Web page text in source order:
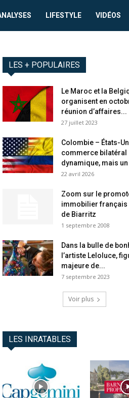
LIFESTYLE VIDÉOS
LES + POPULAIRES
Le Maroc et la
organisent en
réunion d’affaires...
27 juillet 2023
Colombie – États-
commerce bilatéral
dynamique, mais
22 avril 2026
Zoom sur le
immobilier français
de Biarritz
1 septembre 2008
Dans la bulle de
l’artiste Leloluce,
majeure de...
7 septembre 2023
Voir plus
LES INRATABLES